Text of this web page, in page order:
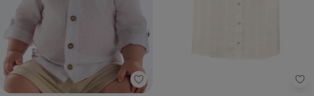
Up Baby - Bata Bebê Menino